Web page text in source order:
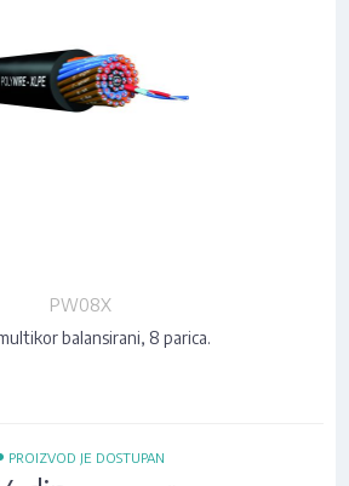
PW08X
balansirani, 8 parica.
PROIZVOD JE DOSTUPAN